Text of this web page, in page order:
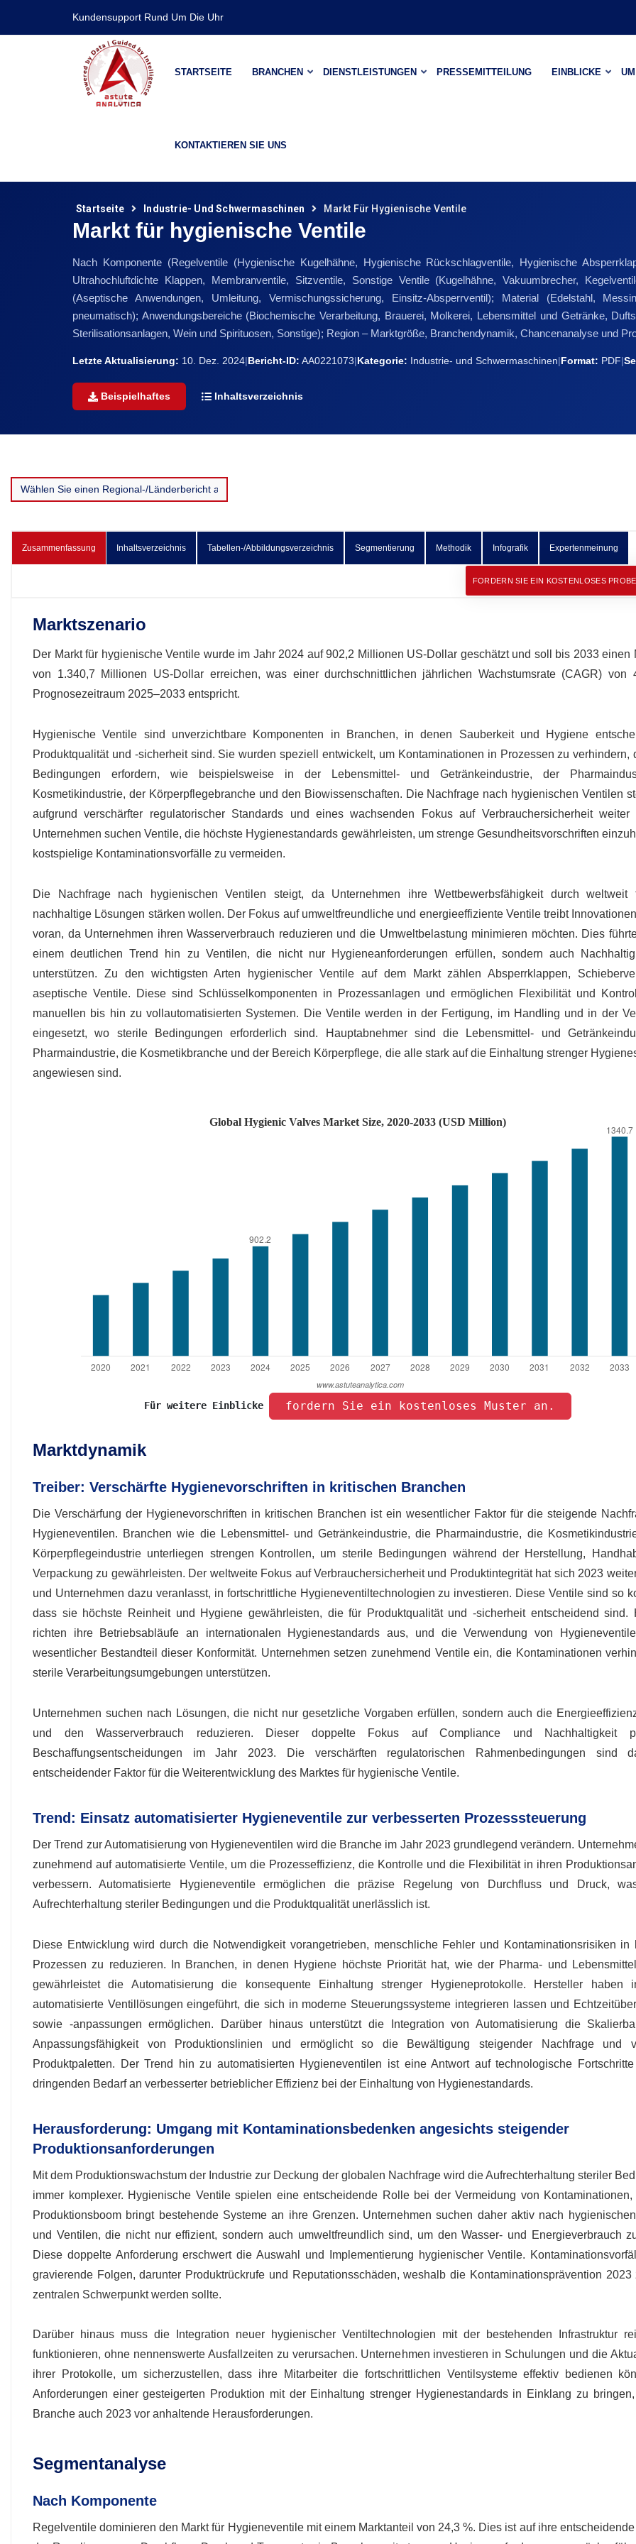
Kundensupport Rund Um Die Uhr
STARTSEITE BRANCHEN DIENSTLEISTUNGEN PRESSEMITTEILUNG EINBLICKE UM
KONTAKTIEREN SIE UNS
Startseite Industrie- Und Schwermaschinen Markt Für Hygienische Ventile
Markt für hygienische Ventile
Nach Komponente (Regelventile (Hygienische Kugelhähne, Hygienische Rückschlagventile, Hygienische
Ultrahochluftdichte Klappen, Membranventile, Sitzventile, Sonstige Ventile (Kugelhähne, Vakuumbrecher,
(Aseptische Anwendungen, Umleitung, Vermischungssicherung, Einsitz-Absperrventil); Material (Edelstahl,
pneumatisch); Anwendungsbereiche (Biochemische Verarbeitung, Brauerei, Molkerei, Lebensmittel und Getränke,
Sterilisationsanlagen, Wein und Spirituosen, Sonstige); Region – Marktgröße, Branchendynamik, Chancenanalyse und
Letzte Aktualisierung: 10. Dez. 2024|Bericht-ID: AA0221073|Kategorie: Industrie- und Schwermaschinen|Format: PDF|
Beispielhaftes Inhaltsverzeichnis
Zusammenfassung Inhaltsverzeichnis Tabellen-/Abbildungsverzeichnis Segmentierung Methodik Infografik Expertenmeinung
FORDERN SIE EIN KOSTENLOSES
Marktszenario
Der Markt für hygienische Ventile wurde im Jahr 2024 auf 902,2 Millionen US-Dollar geschätzt und soll bis 2033 einen
von 1.340,7 Millionen US-Dollar erreichen, was einer durchschnittlichen jährlichen Wachstumsrate (CAGR) von
Prognosezeitraum 2025–2033 entspricht.
Hygienische Ventile sind unverzichtbare Komponenten in Branchen, in denen Sauberkeit und Hygiene
Produktqualität und -sicherheit sind. Sie wurden speziell entwickelt, um Kontaminationen in Prozessen zu verhindern,
Bedingungen erfordern, wie beispielsweise in der Lebensmittel- und Getränkeindustrie, der
Kosmetikindustrie, der Körperpflegebranche und den Biowissenschaften. Die Nachfrage nach hygienischen Ventilen
aufgrund verschärfter regulatorischer Standards und eines wachsenden Fokus auf Verbrauchersicherheit weiter
Unternehmen suchen Ventile, die höchste Hygienestandards gewährleisten, um strenge Gesundheitsvorschriften
kostspielige Kontaminationsvorfälle zu vermeiden.
Die Nachfrage nach hygienischen Ventilen steigt, da Unternehmen ihre Wettbewerbsfähigkeit durch weltweit
nachhaltige Lösungen stärken wollen. Der Fokus auf umweltfreundliche und energieeffiziente Ventile treibt
voran, da Unternehmen ihren Wasserverbrauch reduzieren und die Umweltbelastung minimieren möchten. Dies
einem deutlichen Trend hin zu Ventilen, die nicht nur Hygieneanforderungen erfüllen, sondern auch
unterstützen. Zu den wichtigsten Arten hygienischer Ventile auf dem Markt zählen Absperrklappen,
aseptische Ventile. Diese sind Schlüsselkomponenten in Prozessanlagen und ermöglichen Flexibilität und
manuellen bis hin zu vollautomatisierten Systemen. Die Ventile werden in der Fertigung, im Handling und in der
eingesetzt, wo sterile Bedingungen erforderlich sind. Hauptabnehmer sind die Lebensmittel- und
Pharmaindustrie, die Kosmetikbranche und der Bereich Körperpflege, die alle stark auf die Einhaltung strenger
angewiesen sind.
Für weitere Einblicke fordern Sie ein kostenloses Muster an.
Marktdynamik
Treiber: Verschärfte Hygienevorschriften in kritischen Branchen
Die Verschärfung der Hygienevorschriften in kritischen Branchen ist ein wesentlicher Faktor für die steigende
Hygieneventilen. Branchen wie die Lebensmittel- und Getränkeindustrie, die Pharmaindustrie, die
Körperpflegeindustrie unterliegen strengen Kontrollen, um sterile Bedingungen während der Herstellung,
Verpackung zu gewährleisten. Der weltweite Fokus auf Verbrauchersicherheit und Produktintegrität hat sich 2023
und Unternehmen dazu veranlasst, in fortschrittliche Hygieneventiltechnologien zu investieren. Diese Ventile sind so
dass sie höchste Reinheit und Hygiene gewährleisten, die für Produktqualität und -sicherheit entscheidend sind.
richten ihre Betriebsabläufe an internationalen Hygienestandards aus, und die Verwendung von
wesentlicher Bestandteil dieser Konformität. Unternehmen setzen zunehmend Ventile ein, die Kontaminationen
sterile Verarbeitungsumgebungen unterstützen.
Unternehmen suchen nach Lösungen, die nicht nur gesetzliche Vorgaben erfüllen, sondern auch die
und den Wasserverbrauch reduzieren. Dieser doppelte Fokus auf Compliance und Nachhaltigkeit
Beschaffungsentscheidungen im Jahr 2023. Die verschärften regulatorischen Rahmenbedingungen sind
entscheidender Faktor für die Weiterentwicklung des Marktes für hygienische Ventile.
Trend: Einsatz automatisierter Hygieneventile zur verbesserten Prozesssteuerung
Der Trend zur Automatisierung von Hygieneventilen wird die Branche im Jahr 2023 grundlegend verändern.
zunehmend auf automatisierte Ventile, um die Prozesseffizienz, die Kontrolle und die Flexibilität in ihren
verbessern. Automatisierte Hygieneventile ermöglichen die präzise Regelung von Durchfluss und Druck,
Aufrechterhaltung steriler Bedingungen und die Produktqualität unerlässlich ist.
Diese Entwicklung wird durch die Notwendigkeit vorangetrieben, menschliche Fehler und Kontaminationsrisiken in
Prozessen zu reduzieren. In Branchen, in denen Hygiene höchste Priorität hat, wie der Pharma- und
gewährleistet die Automatisierung die konsequente Einhaltung strenger Hygieneprotokolle. Hersteller haben
automatisierte Ventillösungen eingeführt, die sich in moderne Steuerungssysteme integrieren lassen und
sowie -anpassungen ermöglichen. Darüber hinaus unterstützt die Integration von Automatisierung die
Anpassungsfähigkeit von Produktionslinien und ermöglicht so die Bewältigung steigender Nachfrage und
Produktpaletten. Der Trend hin zu automatisierten Hygieneventilen ist eine Antwort auf technologische
dringenden Bedarf an verbesserter betrieblicher Effizienz bei der Einhaltung von Hygienestandards.
Herausforderung: Umgang mit Kontaminationsbedenken angesichts steigender
Produktionsanforderungen
Mit dem Produktionswachstum der Industrie zur Deckung der globalen Nachfrage wird die Aufrechterhaltung steriler
immer komplexer. Hygienische Ventile spielen eine entscheidende Rolle bei der Vermeidung von
Produktionsboom bringt bestehende Systeme an ihre Grenzen. Unternehmen suchen daher aktiv nach
und Ventilen, die nicht nur effizient, sondern auch umweltfreundlich sind, um den Wasser- und Energieverbrauch
Diese doppelte Anforderung erschwert die Auswahl und Implementierung hygienischer Ventile.
gravierende Folgen, darunter Produktrückrufe und Reputationsschäden, weshalb die Kontaminationsprävention 2023
zentralen Schwerpunkt werden sollte.
Darüber hinaus muss die Integration neuer hygienischer Ventiltechnologien mit der bestehenden Infrastruktur
funktionieren, ohne nennenswerte Ausfallzeiten zu verursachen. Unternehmen investieren in Schulungen und die
ihrer Protokolle, um sicherzustellen, dass ihre Mitarbeiter die fortschrittlichen Ventilsysteme effektiv bedienen
Anforderungen einer gesteigerten Produktion mit der Einhaltung strenger Hygienestandards in Einklang zu
Branche auch 2023 vor anhaltende Herausforderungen.
Segmentanalyse
Nach Komponente
Regelventile dominieren den Markt für Hygieneventile mit einem Marktanteil von 24,3 %. Dies ist auf ihre